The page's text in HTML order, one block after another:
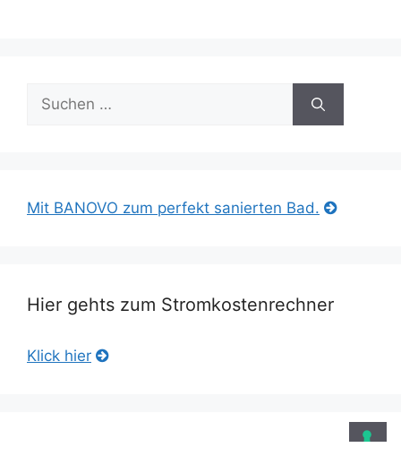
Suche
nach:
Mit BANOVO zum perfekt sanierten Bad.
Hier gehts zum Stromkostenrechner
Klick hier